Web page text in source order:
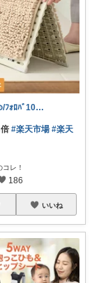
ぷゆゆ/ﾌｫﾛﾊﾞ100 ♡から経由購入
#楽天市場 #楽天
コレ！
186
いいね